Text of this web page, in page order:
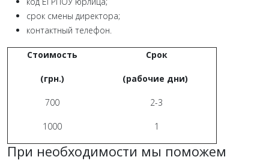
срок смены директора;
контактный телефон.
Стоимость
(грн.)
Срок
(рабочие дни)
700 2-3
1000 1
При необходимости мы поможем